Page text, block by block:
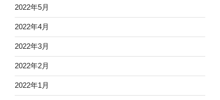
2022年5月
2022年4月
2022年3月
2022年2月
2022年1月